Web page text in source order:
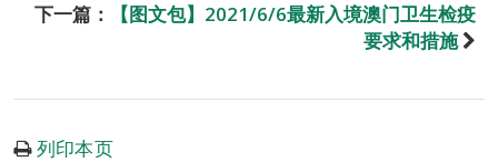
下一篇：
【图文包】2021/6/6最新入境澳门卫生检疫
要求和措施
列印本页